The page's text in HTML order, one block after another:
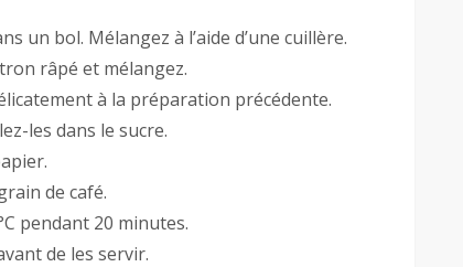
un bol. Mélangez à l’aide d’une cuillère.
râpé et mélangez.
à la préparation précédente.
les dans le sucre.
de café.
pendant 20 minutes.
de les servir.